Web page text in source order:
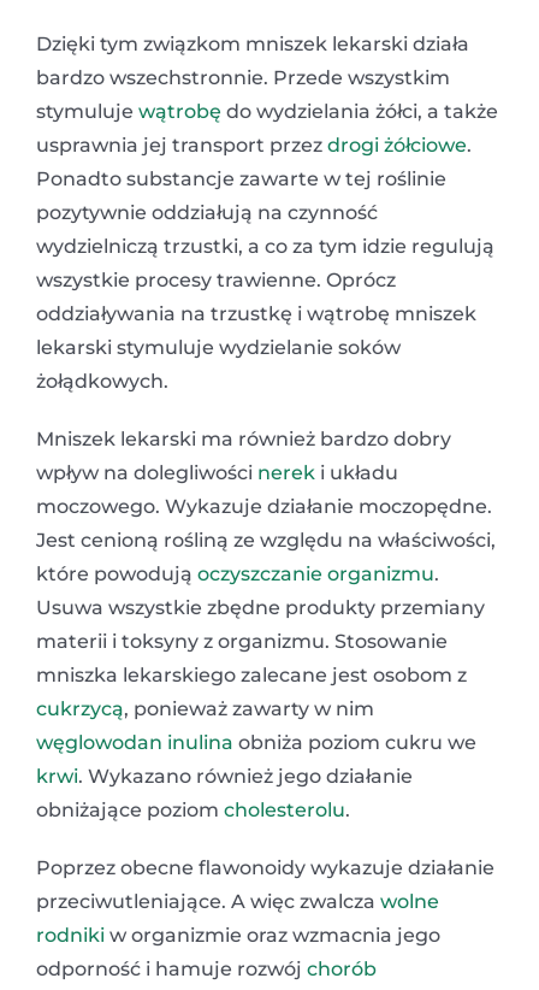
Dzięki tym związkom mniszek lekarski działa
bardzo wszechstronnie. Przede wszystkim
stymuluje wątrobę do wydzielania żółci, a także
usprawnia jej transport przez drogi żółciowe.
Ponadto substancje zawarte w tej roślinie
pozytywnie oddziałują na czynność
wydzielniczą trzustki, a co za tym idzie regulują
wszystkie procesy trawienne. Oprócz
oddziaływania na trzustkę i wątrobę mniszek
lekarski stymuluje wydzielanie soków
żołądkowych.
Mniszek lekarski ma również bardzo dobry
wpływ na dolegliwości nerek i układu
moczowego. Wykazuje działanie moczopędne.
Jest cenioną rośliną ze względu na właściwości,
które powodują oczyszczanie organizmu.
Usuwa wszystkie zbędne produkty przemiany
materii i toksyny z organizmu. Stosowanie
mniszka lekarskiego zalecane jest osobom z
cukrzycą, ponieważ zawarty w nim
węglowodan inulina obniża poziom cukru we
krwi. Wykazano również jego działanie
obniżające poziom cholesterolu.
Poprzez obecne flawonoidy wykazuje działanie
przeciwutleniające. A więc zwalcza wolne
rodniki w organizmie oraz wzmacnia jego
odporność i hamuje rozwój chorób